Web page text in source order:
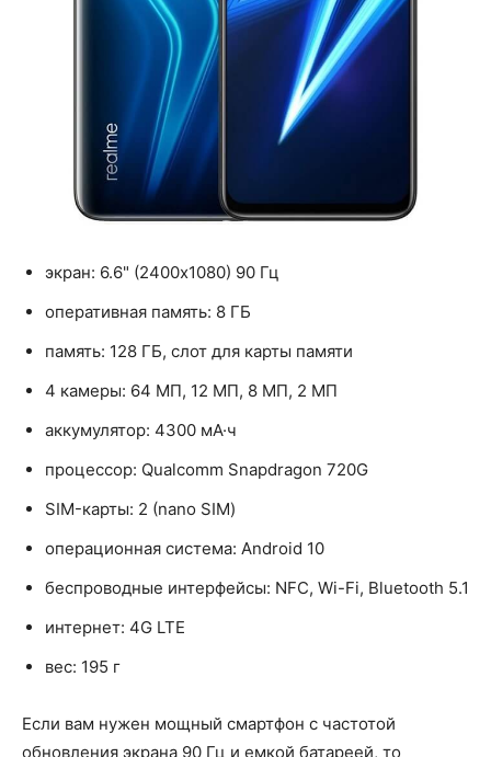
экран: 6.6" (2400x1080) 90 Гц
оперативная память: 8 ГБ
память: 128 ГБ, слот для карты памяти
4 камеры: 64 МП, 12 МП, 8 МП, 2 МП
аккумулятор: 4300 мА·ч
процессор: Qualcomm Snapdragon 720G
SIM-карты: 2 (nano SIM)
операционная система: Android 10
беспроводные интерфейсы: NFC, Wi-Fi, Bluetooth 5.1
интернет: 4G LTE
вес: 195 г
Если вам нужен мощный смартфон с частотой
обновления экрана 90 Гц и емкой батареей, то